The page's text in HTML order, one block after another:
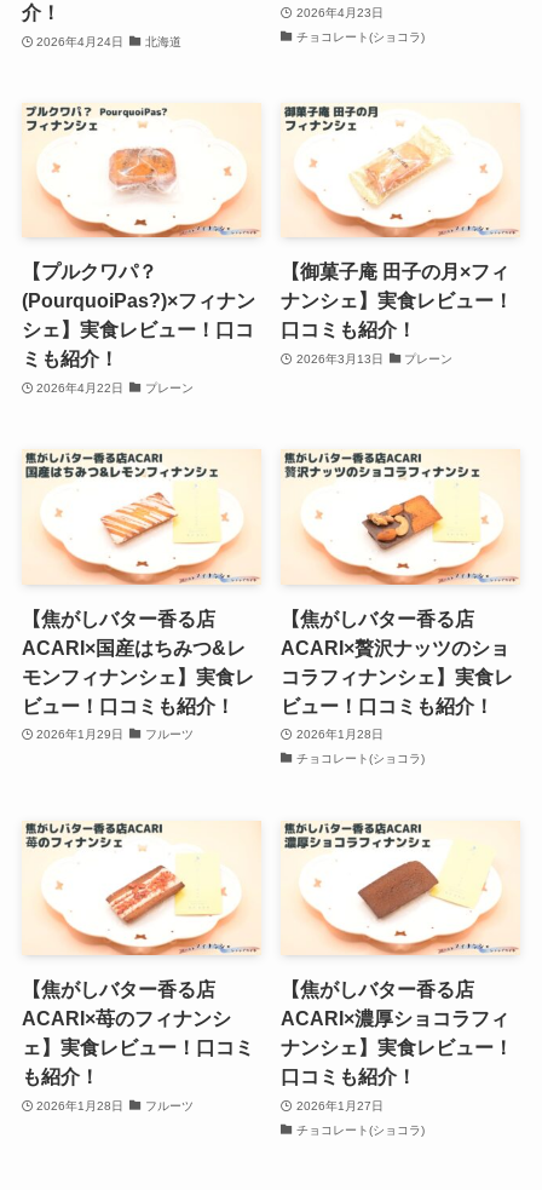
介！
2026年4月24日 北海道
2026年4月23日
チョコレート(ショコラ)
【プルクワパ？
(PourquoiPas?)×フィナン
シェ】実食レビュー！口コ
ミも紹介！
2026年4月22日 プレーン
【御菓子庵 田子の月×フィ
ナンシェ】実食レビュー！
口コミも紹介！
2026年3月13日 プレーン
【焦がしバター香る店
ACARI×国産はちみつ&レ
モンフィナンシェ】実食レ
ビュー！口コミも紹介！
2026年1月29日 フルーツ
【焦がしバター香る店
ACARI×贅沢ナッツのショ
コラフィナンシェ】実食レ
ビュー！口コミも紹介！
2026年1月28日
チョコレート(ショコラ)
【焦がしバター香る店
ACARI×苺のフィナンシ
ェ】実食レビュー！口コミ
も紹介！
2026年1月28日 フルーツ
【焦がしバター香る店
ACARI×濃厚ショコラフィ
ナンシェ】実食レビュー！
口コミも紹介！
2026年1月27日
チョコレート(ショコラ)